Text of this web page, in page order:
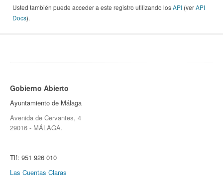
Usted también puede acceder a este registro utilizando losAPI (verAPI
Docs).
Gobierno Abierto
Ayuntamiento de Málaga
Avenida de Cervantes, 4
29016 - MÁLAGA.
Tlf: 951 926 010
Las Cuentas Claras